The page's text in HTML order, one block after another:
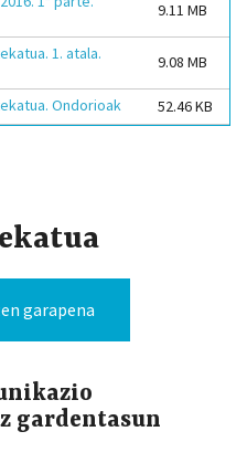
9.11 MB
1. atala.
9.08 MB
Ondorioak 52.46 KB
garapena
gardentasun